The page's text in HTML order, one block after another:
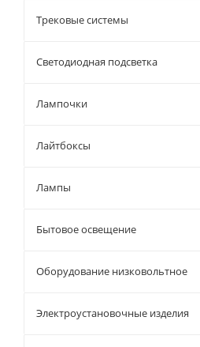
Трековые системы
Светодиодная подсветка
Лампочки
Лайтбоксы
Лампы
Бытовое освещение
Оборудование низковольтное
Электроустановочные изделия